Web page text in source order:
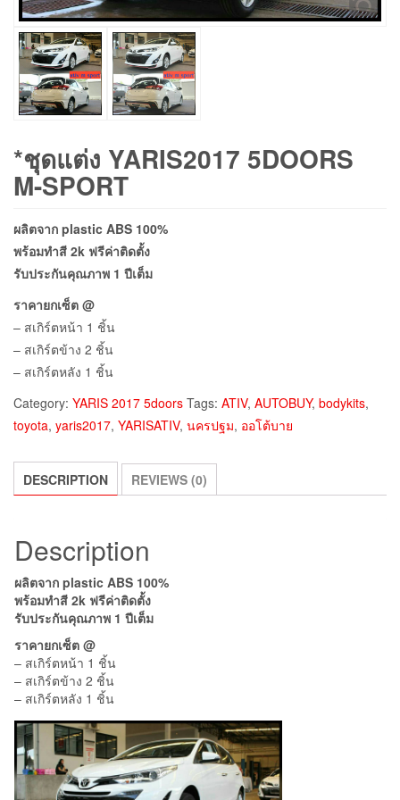
*ชุดแต่ง YARIS2017 5DOORS
M-SPORT
ผลิตจาก plastic ABS 100%
พร้อมทำสี 2k ฟรีค่าติดตั้ง
รับประกันคุณภาพ 1 ปีเต็ม
ราคายกเซ็ต @
– สเกิร์ตหน้า 1 ชิ้น
– สเกิร์ตข้าง 2 ชิ้น
– สเกิร์ตหลัง 1 ชิ้น
Category: YARIS 2017 5doors Tags: ATIV, AUTOBUY, bodykits,
toyota, yaris2017, YARISATIV, นครปฐม, ออโต้บาย
DESCRIPTION REVIEWS (0)
Description
ผลิตจาก plastic ABS 100%
พร้อมทำสี 2k ฟรีค่าติดตั้ง
รับประกันคุณภาพ 1 ปีเต็ม
ราคายกเซ็ต @
– สเกิร์ตหน้า 1 ชิ้น
– สเกิร์ตข้าง 2 ชิ้น
– สเกิร์ตหลัง 1 ชิ้น